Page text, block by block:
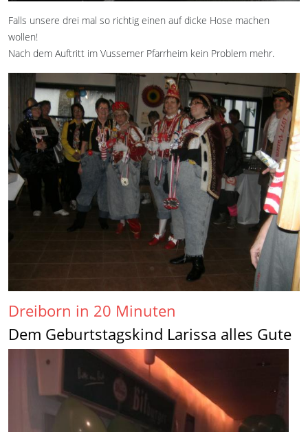
Falls unsere drei mal so richtig einen auf dicke Hose machen
wollen!
Nach dem Auftritt im Vussemer Pfarrheim kein Problem mehr.
Dreiborn in 20 Minuten
Dem Geburtstagskind Larissa alles Gute